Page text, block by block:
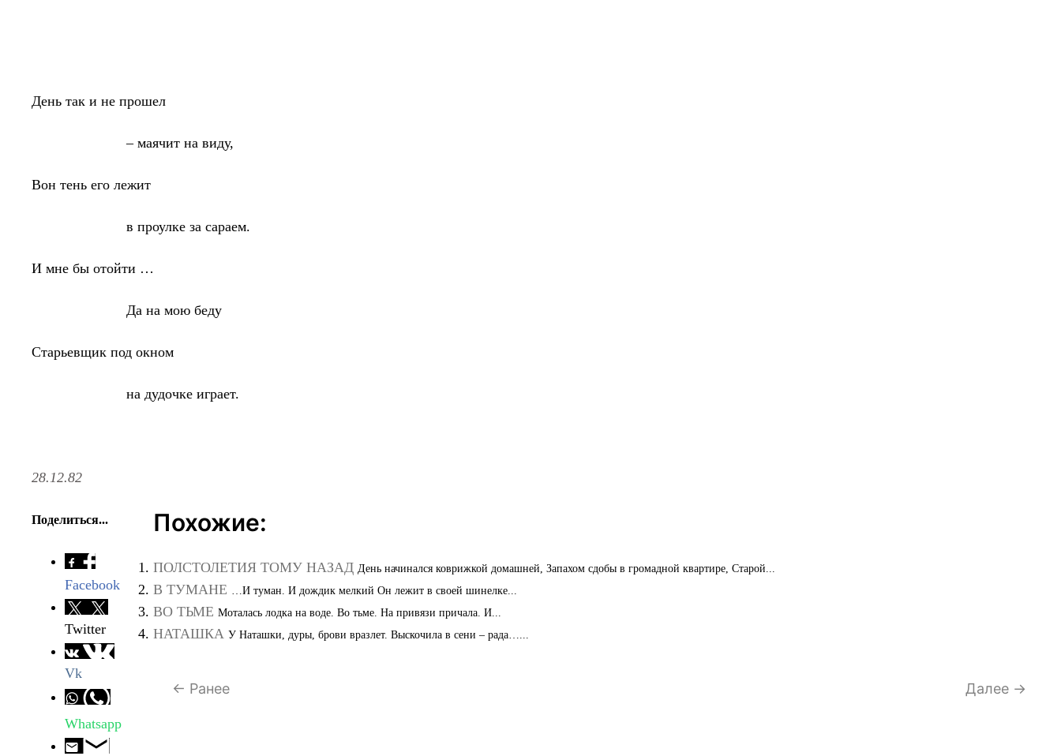
День так и не прошел
– маячит на виду,
Вон тень его лежит
в проулке за сараем.
И мне бы отойти …
Да на мою беду
Старьевщик под окном
на дудочке играет.
28.12.82
Поделиться...
Facebook
Twitter
Vk
Whatsapp
Похожие:
ПОЛСТОЛЕТИЯ ТОМУ НАЗАД День начинался коврижкой домашней, Запахом сдобы в громадной квартире, Старой...
В ТУМАНЕ …И туман. И дождик мелкий Он лежит в своей шинелке...
ВО ТЬМЕ Моталась лодка на воде. Во тьме. На привязи причала. И...
НАТАШКА У Наташки, дуры, брови вразлет. Выскочила в сени – рада…...
← Ранее Далее →